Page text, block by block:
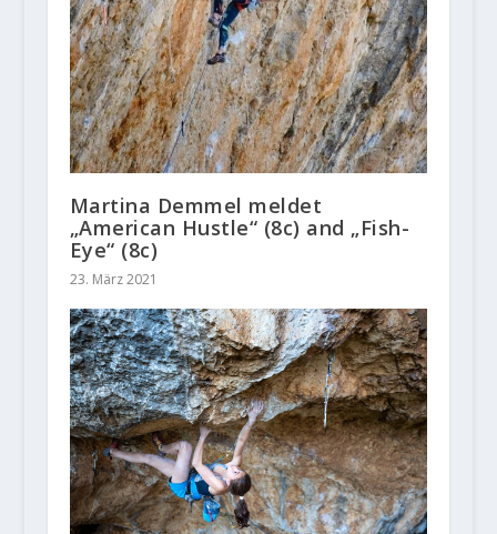
Martina Demmel meldet
„American Hustle“ (8c) and „Fish-
Eye“ (8c)
23. März 2021